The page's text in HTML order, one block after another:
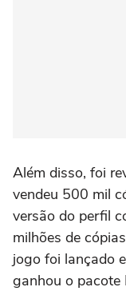
Além disso, foi
vendeu 500 mil
versão do perfil
milhões de
jogo foi lançado
ganhou o pacote